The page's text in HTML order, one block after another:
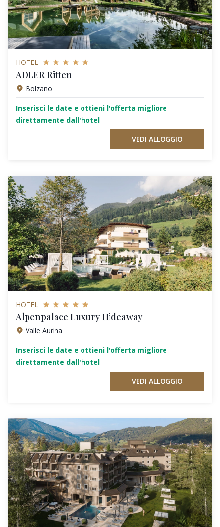
HOTEL
ADLER Ritten
Bolzano
Inserisci le date e ottieni l'offerta migliore
direttamente dall'hotel
VEDI ALLOGGIO
HOTEL
Alpenpalace Luxury Hideaway
Valle Aurina
Inserisci le date e ottieni l'offerta migliore
direttamente dall'hotel
VEDI ALLOGGIO